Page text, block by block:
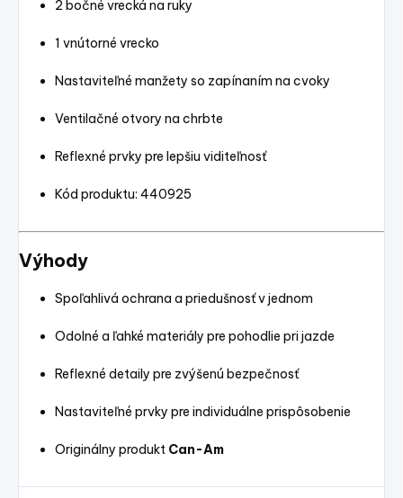
2 bočné vrecká na ruky
1 vnútorné vrecko
Nastaviteľné manžety so zapínaním na cvoky
Ventilačné otvory na chrbte
Reflexné prvky pre lepšiu viditeľnosť
Kód produktu: 440925
Výhody
Spoľahlivá ochrana a priedušnosť v jednom
Odolné a ľahké materiály pre pohodlie pri jazde
Reflexné detaily pre zvýšenú bezpečnosť
Nastaviteľné prvky pre individuálne prispôsobenie
Originálny produkt Can-Am